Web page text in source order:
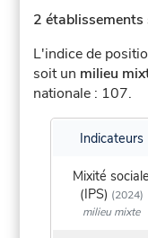
2 établissements
L'indice de
soit un milieu
nationale : 107.
Indicateurs
Mixité sociale
(IPS) (2024)
milieu mixte